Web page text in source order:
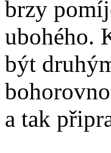
brzy
ubohého.
být
a tak